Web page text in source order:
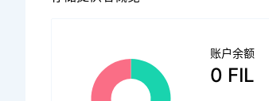
账户余额
0 FIL